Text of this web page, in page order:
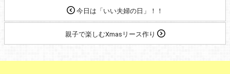
今日は「いい夫婦の日」！！
親子で楽しむXmasリース作り